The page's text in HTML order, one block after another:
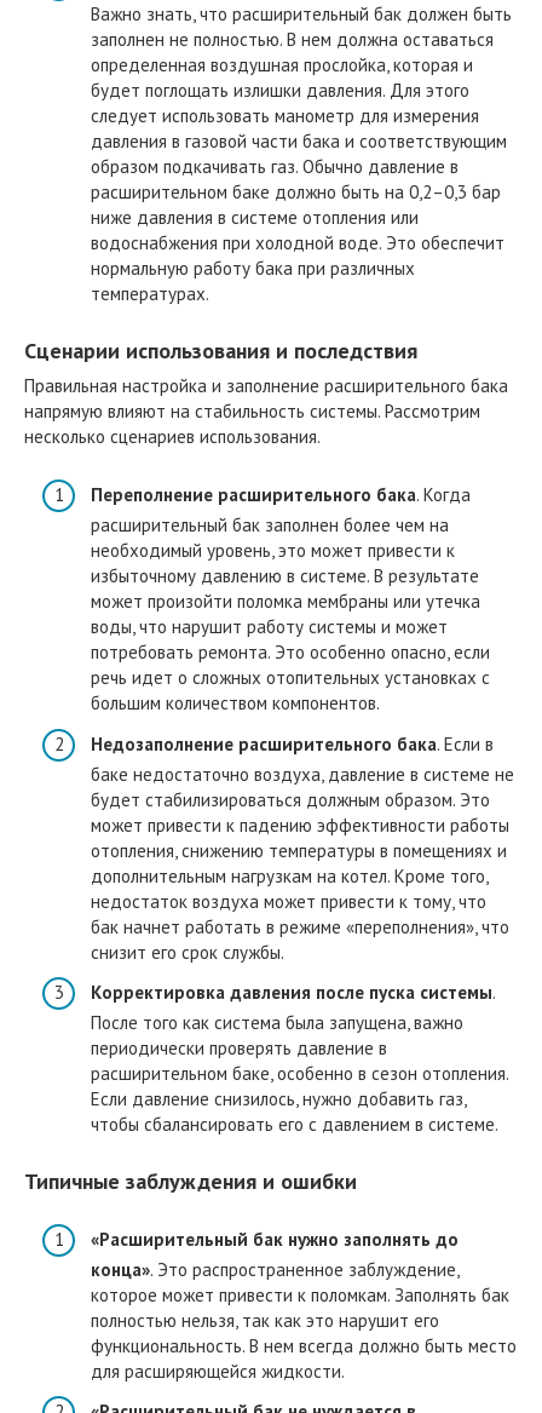
Важно знать, что расширительный бак должен быть
заполнен не полностью. В нем должна оставаться
определенная воздушная прослойка, которая и
будет поглощать излишки давления. Для этого
следует использовать манометр для измерения
давления в газовой части бака и соответствующим
образом подкачивать газ. Обычно давление в
расширительном баке должно быть на 0,2–0,3 бар
ниже давления в системе отопления или
водоснабжения при холодной воде. Это обеспечит
нормальную работу бака при различных
температурах.
Сценарии использования и последствия
Правильная настройка и заполнение расширительного бака
напрямую влияют на стабильность системы. Рассмотрим
несколько сценариев использования.
Переполнение расширительного бака. Когда
расширительный бак заполнен более чем на
необходимый уровень, это может привести к
избыточному давлению в системе. В результате
может произойти поломка мембраны или утечка
воды, что нарушит работу системы и может
потребовать ремонта. Это особенно опасно, если
речь идет о сложных отопительных установках с
большим количеством компонентов.
Недозаполнение расширительного бака. Если в
баке недостаточно воздуха, давление в системе не
будет стабилизироваться должным образом. Это
может привести к падению эффективности работы
отопления, снижению температуры в помещениях и
дополнительным нагрузкам на котел. Кроме того,
недостаток воздуха может привести к тому, что
бак начнет работать в режиме «переполнения», что
снизит его срок службы.
Корректировка давления после пуска системы.
После того как система была запущена, важно
периодически проверять давление в
расширительном баке, особенно в сезон отопления.
Если давление снизилось, нужно добавить газ,
чтобы сбалансировать его с давлением в системе.
Типичные заблуждения и ошибки
«Расширительный бак нужно заполнять до
конца». Это распространенное заблуждение,
которое может привести к поломкам. Заполнять бак
полностью нельзя, так как это нарушит его
функциональность. В нем всегда должно быть место
для расширяющейся жидкости.